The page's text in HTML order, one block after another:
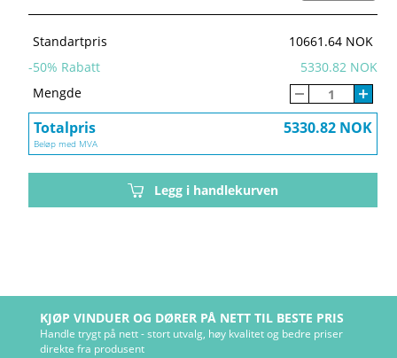
Standartpris
10661.64 NOK
-50% Rabatt
5330.82 NOK
Mengde
Totalpris 5330.82 NOK
Beløp med MVA
Legg i handlekurven
KJØP VINDUER OG DØRER PÅ NETT TIL BESTE PRIS
Handle trygt på nett - stort utvalg, høy kvalitet og bedre priser
direkte fra produsent